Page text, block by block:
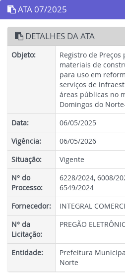
ATA 07/2025
DETALHES DA ATA
Objeto:
Registro de
materiais de
para uso em
serviços de
áreas públicas no
Domingos do
Data:
06/05/2025
Vigência:
06/05/2026
Situação:
Vigente
N° do
Processo:
6228/2024, 6008/
6549/2024
Fornecedor:
INTEGRAL
N° da
Licitação:
PREGÃO
Entidade:
Prefeitura
Norte